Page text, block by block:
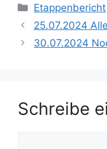
Kategorien
Etappenbericht
25.07.2024
30.07.2024
Schreibe